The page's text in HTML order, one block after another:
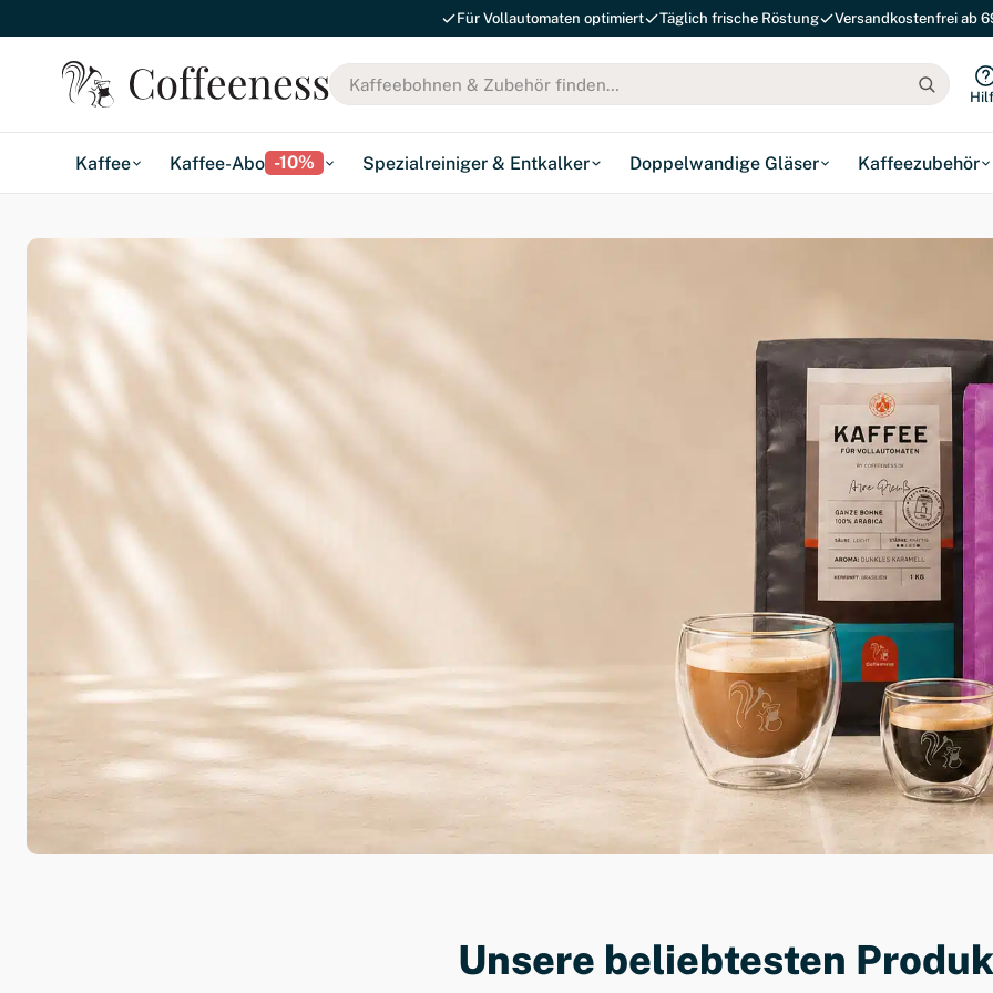
Für Vollautomaten optimiert Täglich frische Röstung Versandkostenfrei ab
Kaffee Kaffee-Abo -10% Spezialreiniger & Entkalker Doppelwandige Gläser Kaffeezubehör
HochwertigerUnsere beliebtesten